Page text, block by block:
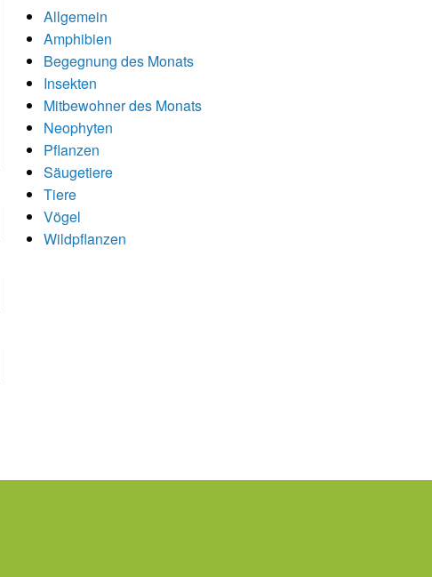
Allgemein
Amphibien
Begegnung des Monats
Insekten
Mitbewohner des Monats
Neophyten
Pflanzen
Säugetiere
Tiere
Vögel
Wildpflanzen